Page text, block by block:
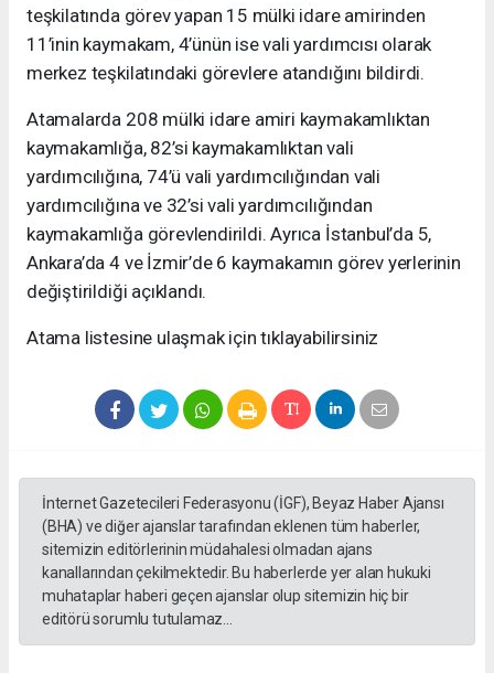
teşkilatında görev yapan 15 mülki idare amirinden
11’inin kaymakam, 4’ünün ise vali yardımcısı olarak
merkez teşkilatındaki görevlere atandığını bildirdi.
Atamalarda 208 mülki idare amiri kaymakamlıktan
kaymakamlığa, 82’si kaymakamlıktan vali
yardımcılığına, 74’ü vali yardımcılığından vali
yardımcılığına ve 32’si vali yardımcılığından
kaymakamlığa görevlendirildi. Ayrıca İstanbul’da 5,
Ankara’da 4 ve İzmir’de 6 kaymakamın görev yerlerinin
değiştirildiği açıklandı.
Atama listesine ulaşmak için tıklayabilirsiniz
İnternet Gazetecileri Federasyonu (İGF), Beyaz Haber Ajansı
(BHA) ve diğer ajanslar tarafından eklenen tüm haberler,
sitemizin editörlerinin müdahalesi olmadan ajans
kanallarından çekilmektedir. Bu haberlerde yer alan hukuki
muhataplar haberi geçen ajanslar olup sitemizin hiç bir
editörü sorumlu tutulamaz...